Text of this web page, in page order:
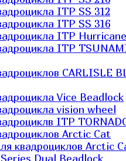
ITP SS 312
ITP SS 316
ITP Hurricane
ITP
CARLISLE
Vice Beadlock
vision wheel
ITP
Arctic Cat
квадроциклов Arctic
Dual Beadlock